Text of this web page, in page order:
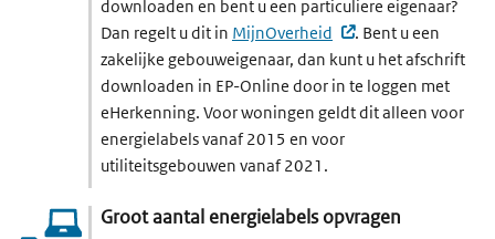
downloaden en bent u een particuliere eigenaar?
Dan regelt u dit in MijnOverheid (externe website,
. Bent u een
zakelijke gebouweigenaar, dan kunt u het afschrift
downloaden in EP-Online door in te loggen met
eHerkenning. Voor woningen geldt dit alleen voor
energielabels vanaf 2015 en voor
utiliteitsgebouwen vanaf 2021.
Groot aantal energielabels opvragen